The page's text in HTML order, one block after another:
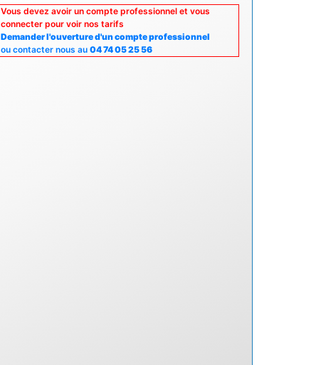
Vous devez avoir un compte professionnel et vous
connecter pour voir nos tarifs
Demander l'ouverture d'un compte professionnel
ou contacter nous au 04 74 05 25 56